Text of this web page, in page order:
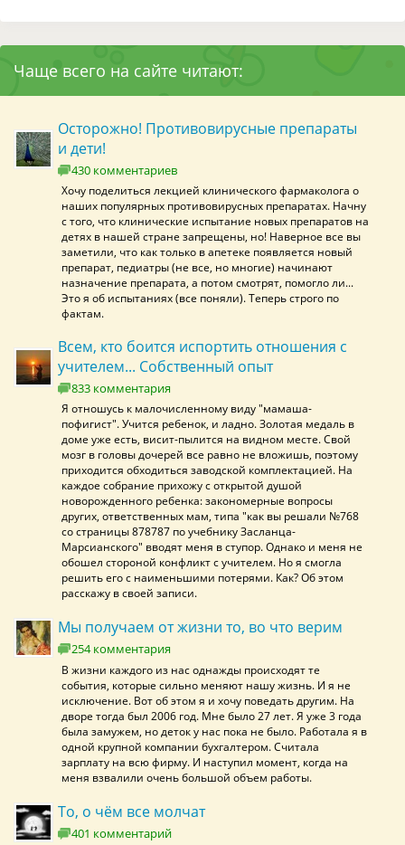
Чаще всего на сайте читают:
Осторожно! Противовирусные препараты
и дети!
430 комментариев
Хочу поделиться лекцией клинического фармаколога о
наших популярных противовирусных препаратах. Начну
с того, что клинические испытание новых препаратов на
детях в нашей стране запрещены, но! Наверное все вы
заметили, что как только в апетеке появляется новый
препарат, педиатры (не все, но многие) начинают
назначение препарата, а потом смотрят, помогло ли...
Это я об испытаниях (все поняли). Теперь строго по
фактам.
Всем, кто боится испортить отношения с
учителем... Собственный опыт
833 комментария
Я отношусь к малочисленному виду "мамаша-
пофигист". Учится ребенок, и ладно. Золотая медаль в
доме уже есть, висит-пылится на видном месте. Свой
мозг в головы дочерей все равно не вложишь, поэтому
приходится обходиться заводской комплектацией. На
каждое собрание прихожу с открытой душой
новорожденного ребенка: закономерные вопросы
других, ответственных мам, типа "как вы решали №768
со страницы 878787 по учебнику Засланца-
Марсианского" вводят меня в ступор. Однако и меня не
обошел стороной конфликт с учителем. Но я смогла
решить его с наименьшими потерями. Как? Об этом
расскажу в своей записи.
Мы получаем от жизни то, во что верим
254 комментария
В жизни каждого из нас однажды происходят те
события, которые сильно меняют нашу жизнь. И я не
исключение. Вот об этом я и хочу поведать другим. На
дворе тогда был 2006 год. Мне было 27 лет. Я уже 3 года
была замужем, но деток у нас пока не было. Работала я в
одной крупной компании бухгалтером. Считала
зарплату на всю фирму. И наступил момент, когда на
меня взвалили очень большой объем работы.
То, о чём все молчат
401 комментарий